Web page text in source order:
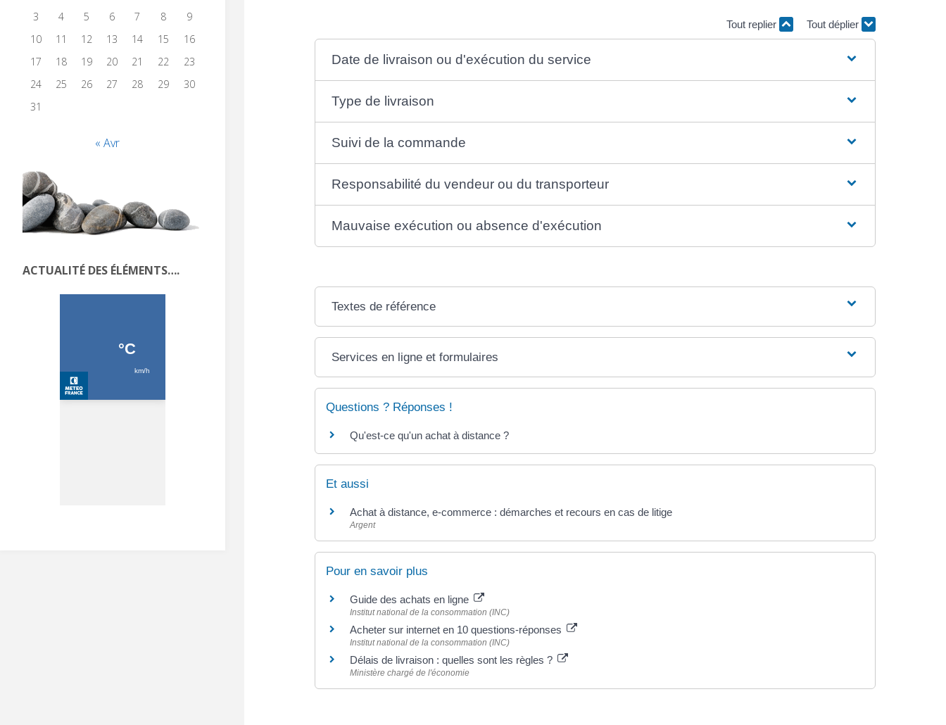
Tout replier Tout déplier
Date de livraison ou d'exécution du service
Type de livraison
Suivi de la commande
Responsabilité du vendeur ou du transporteur
Mauvaise exécution ou absence d'exécution
Textes de référence
Services en ligne et formulaires
Questions ? Réponses !
Qu'est-ce qu'un achat à distance ?
Et aussi
Achat à distance, e-commerce : démarches et recours en cas de litige
Argent
Pour en savoir plus
Guide des achats en ligne
Institut national de la consommation (INC)
Acheter sur internet en 10 questions-réponses
Institut national de la consommation (INC)
Délais de livraison : quelles sont les règles ?
Ministère chargé de l'économie
3
4 5 6 7 8
9
10
11 12 13 14 15
16
17
18 19 20 21 22
23
24
25 26 27 28 29
30
31
« Avr
ACTUALITÉ DES ÉLÉMENTS….